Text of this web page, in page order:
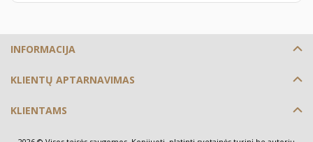
INFORMACIJA
KLIENTŲ APTARNAVIMAS
KLIENTAMS